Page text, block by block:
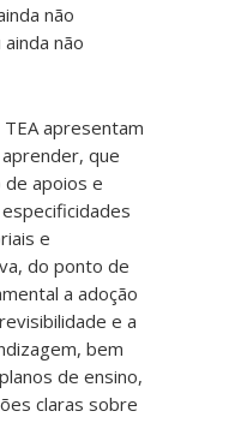
não
não
apresentam
que
de apoios e
e
do ponto de
a adoção
e a
bem
de ensino,
claras sobre